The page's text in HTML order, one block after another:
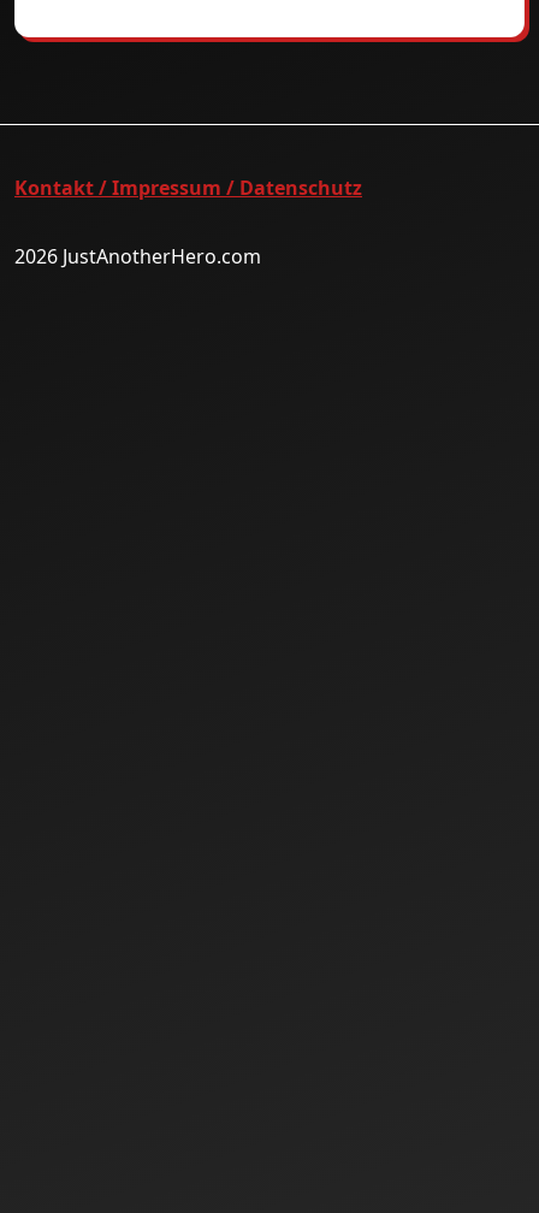
Kontakt / Impressum / Datenschutz
2026 JustAnotherHero.com